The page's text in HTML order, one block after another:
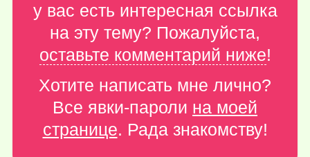
у вас есть интересная ссылка
на эту тему? Пожалуйста,
оставьте комментарий ниже!
Хотите написать мне лично?
Все явки-пароли на моей
странице. Рада знакомству!